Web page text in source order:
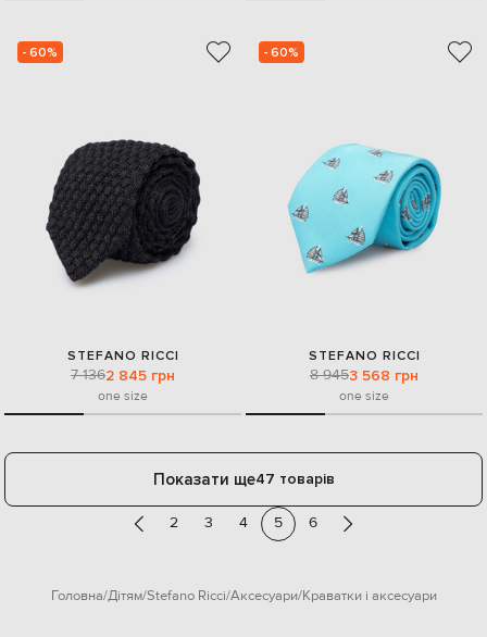
- 60%
STEFANO RICCI
7 1362 845 грн
one size
- 60%
STEFANO RICCI
8 9453 568 грн
one size
Показати ще47 товарів
2 3 4 5 6
Головна Дітям Stefano Ricci Аксесуари Краватки і аксесуари